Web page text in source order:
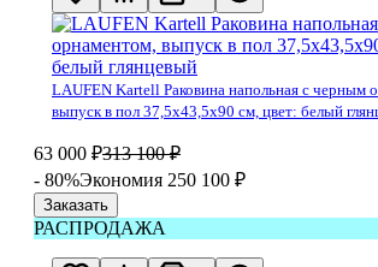
LAUFEN Kartell Раковина напольная с черным
выпуск в пол 37,5х43,5х90 см, цвет: белый
63 000 ₽313 100 ₽
- 80%Экономия 250 100 ₽
Заказать
РАСПРОДАЖА